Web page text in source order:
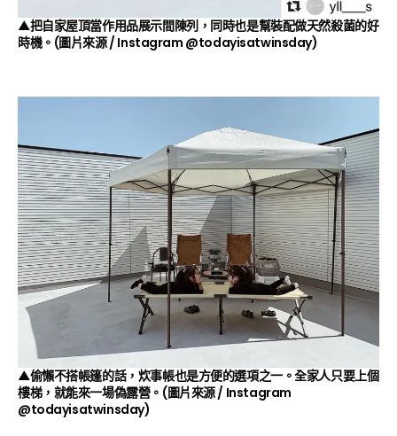
▲把自家屋頂當作用品展示間陳列，同時也是幫裝配做天然殺菌的好
時機。(圖片來源 / Instagram @todayisatwinsday)
▲偷懶不搭帳篷的話，炊事帳也是方便的選項之一。全家人只要上個
樓梯，就能來一場偽露營。(圖片來源 / Instagram
@todayisatwinsday)